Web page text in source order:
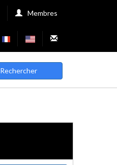
Membres
Rechercher